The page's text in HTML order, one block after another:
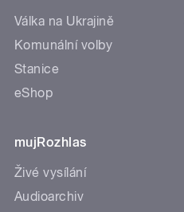
Válka na Ukrajině
Komunální volby
Stanice
eShop
mujRozhlas
Živé vysílání
Audioarchiv